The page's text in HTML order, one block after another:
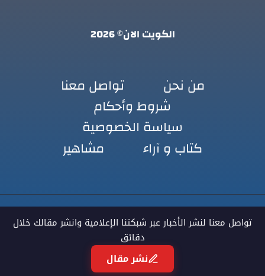
الكويت الان© 2026
من نحن
تواصل معنا
شروط وأحكام
سياسة الخصوصية
كتاب و آراء
مشاهير
تواصل معنا لنشر الأخبار عبر شبكتنا الإعلامية وانشر مقالك خلال
دقائق
نشر مقال